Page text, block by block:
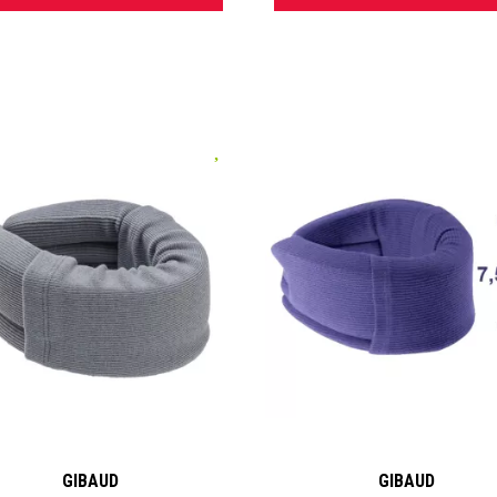
opératoire.
Maintien post-traumatique
: colliers cervicaux, épaulières,
opératoires.
dispositifsGibaudsont conçus avec desmatériaux
et durables, répondant aux exigences médicales.
GIBAUD GIBAUD